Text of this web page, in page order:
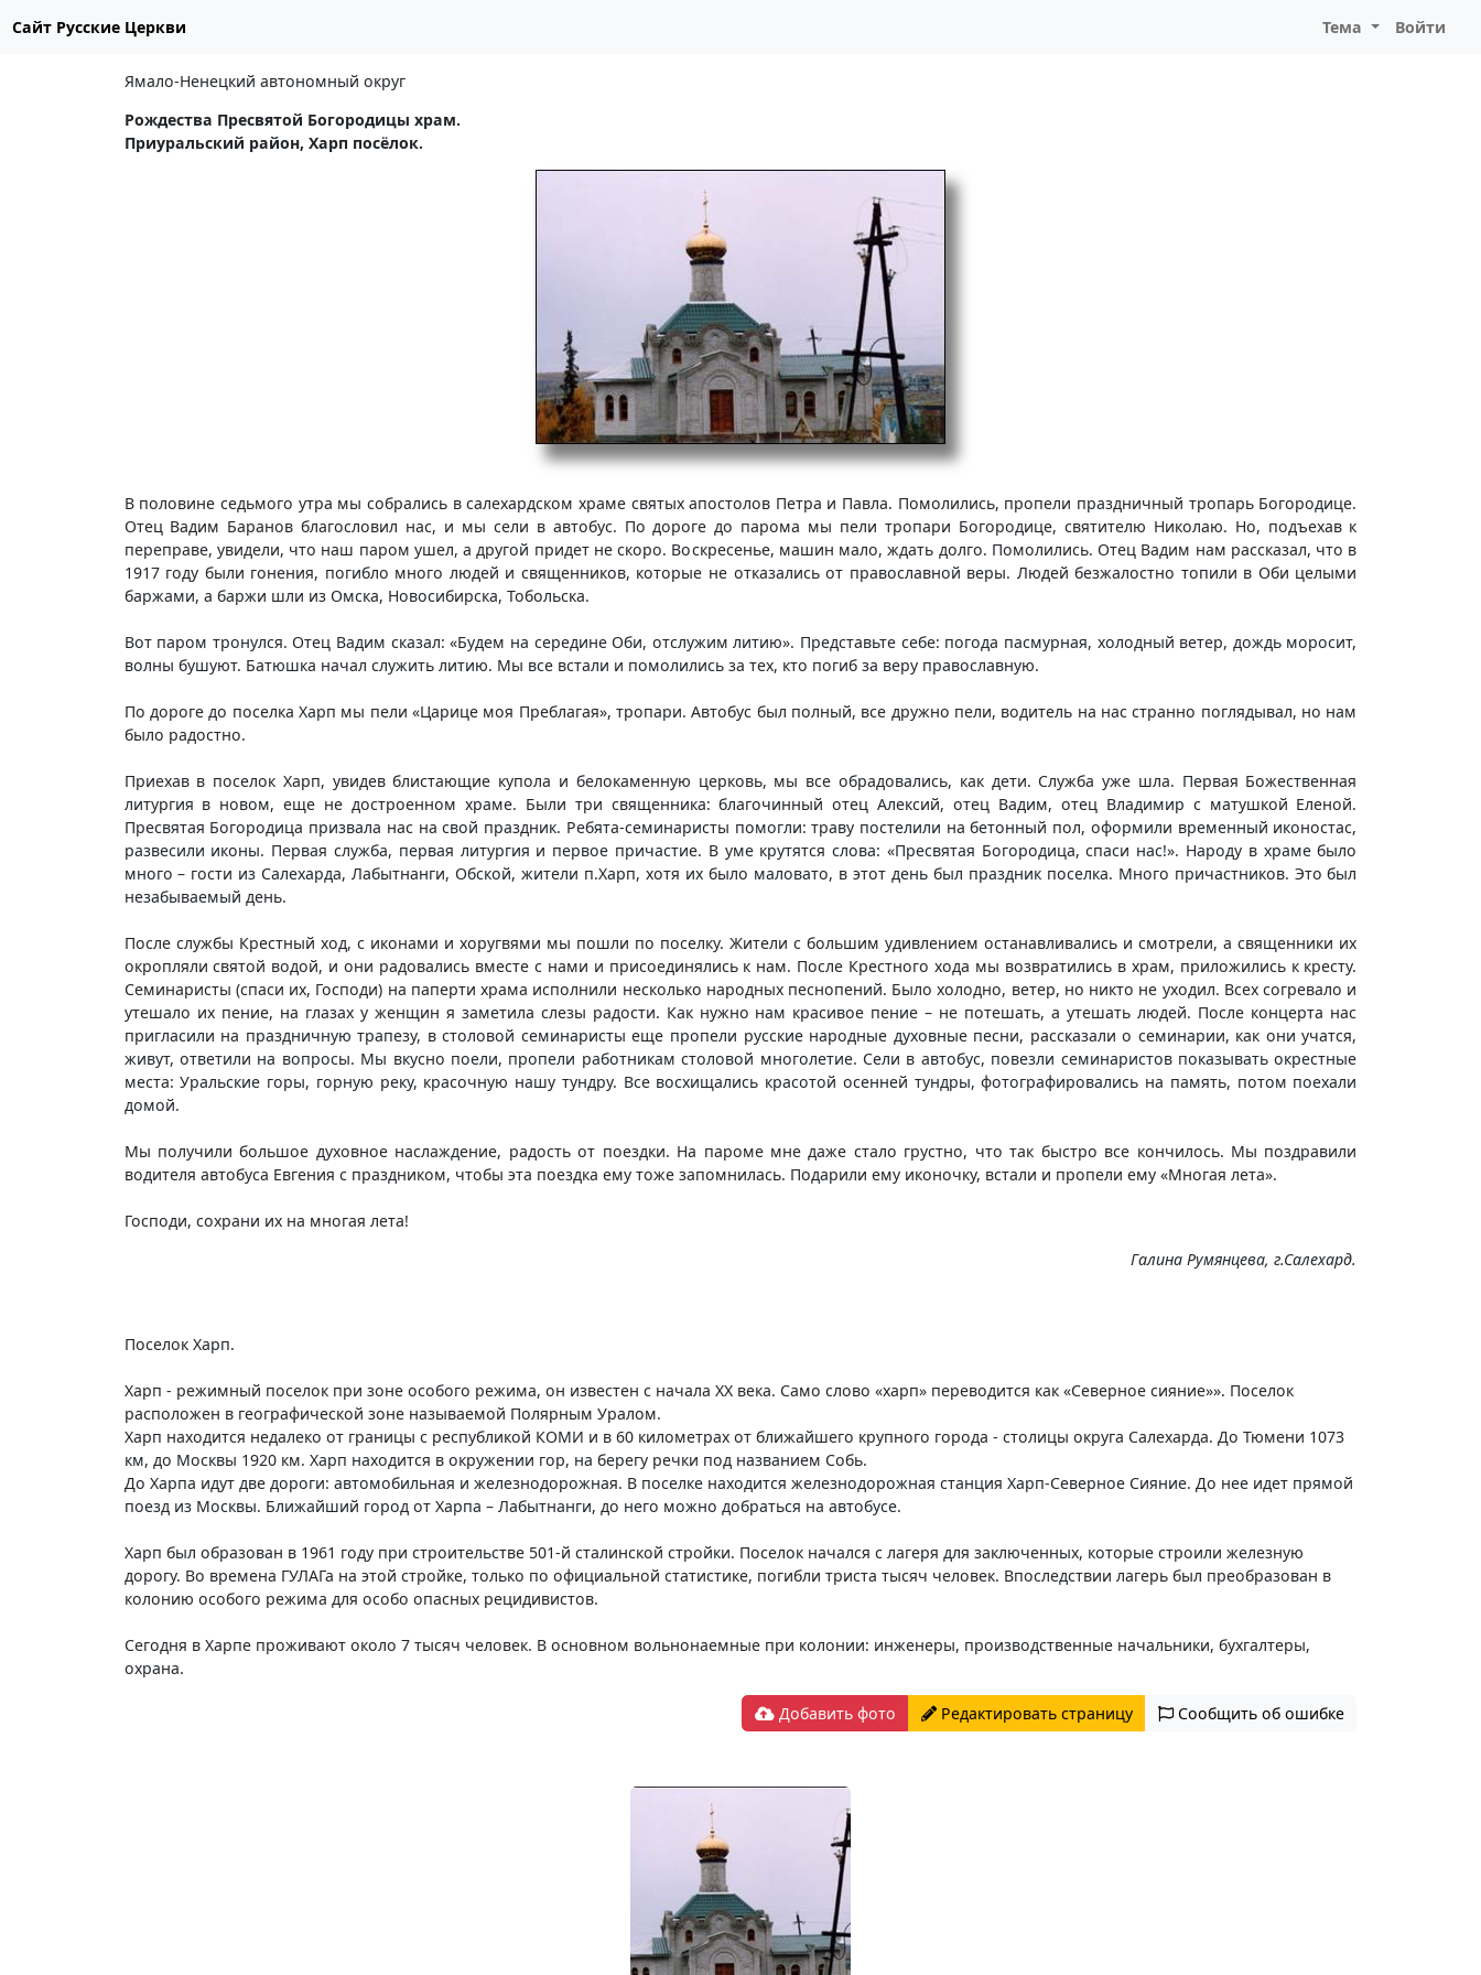
Сайт Русские Церкви Тема Войти
Ямало-Ненецкий автономный округ
Рождества Пресвятой Богородицы храм.
Приуральский район, Харп посёлок.
В половине седьмого утра мы собрались в салехардском храме святых апостолов Петра и Павла. Помолились, пропели праздничный тропарь Богородице.
Отец Вадим Баранов благословил нас, и мы сели в автобус. По дороге до парома мы пели тропари Богородице, святителю Николаю. Но, подъехав к
переправе, увидели, что наш паром ушел, а другой придет не скоро. Воскресенье, машин мало, ждать долго. Помолились. Отец Вадим нам рассказал, что в
1917 году были гонения, погибло много людей и священников, которые не отказались от православной веры. Людей безжалостно топили в Оби целыми
баржами, а баржи шли из Омска, Новосибирска, Тобольска.
Вот паром тронулся. Отец Вадим сказал: «Будем на середине Оби, отслужим литию». Представьте себе: погода пасмурная, холодный ветер, дождь моросит,
волны бушуют. Батюшка начал служить литию. Мы все встали и помолились за тех, кто погиб за веру православную.
По дороге до поселка Харп мы пели «Царице моя Преблагая», тропари. Автобус был полный, все дружно пели, водитель на нас странно поглядывал, но нам
было радостно.
Приехав в поселок Харп, увидев блистающие купола и белокаменную церковь, мы все обрадовались, как дети. Служба уже шла. Первая Божественная
литургия в новом, еще не достроенном храме. Были три священника: благочинный отец Алексий, отец Вадим, отец Владимир с матушкой Еленой.
Пресвятая Богородица призвала нас на свой праздник. Ребята-семинаристы помогли: траву постелили на бетонный пол, оформили временный иконостас,
развесили иконы. Первая служба, первая литургия и первое причастие. В уме крутятся слова: «Пресвятая Богородица, спаси нас!». Народу в храме было
много – гости из Салехарда, Лабытнанги, Обской, жители п.Харп, хотя их было маловато, в этот день был праздник поселка. Много причастников. Это был
незабываемый день.
После службы Крестный ход, с иконами и хоругвями мы пошли по поселку. Жители с большим удивлением останавливались и смотрели, а священники их
окропляли святой водой, и они радовались вместе с нами и присоединялись к нам. После Крестного хода мы возвратились в храм, приложились к кресту.
Семинаристы (спаси их, Господи) на паперти храма исполнили несколько народных песнопений. Было холодно, ветер, но никто не уходил. Всех согревало и
утешало их пение, на глазах у женщин я заметила слезы радости. Как нужно нам красивое пение – не потешать, а утешать людей. После концерта нас
пригласили на праздничную трапезу, в столовой семинаристы еще пропели русские народные духовные песни, рассказали о семинарии, как они учатся,
живут, ответили на вопросы. Мы вкусно поели, пропели работникам столовой многолетие. Сели в автобус, повезли семинаристов показывать окрестные
места: Уральские горы, горную реку, красочную нашу тундру. Все восхищались красотой осенней тундры, фотографировались на память, потом поехали
домой.
Мы получили большое духовное наслаждение, радость от поездки. На пароме мне даже стало грустно, что так быстро все кончилось. Мы поздравили
водителя автобуса Евгения с праздником, чтобы эта поездка ему тоже запомнилась. Подарили ему иконочку, встали и пропели ему «Многая лета».
Господи, сохрани их на многая лета!
Галина Румянцева, г.Салехард.
Поселок Харп.
Харп - режимный поселок при зоне особого режима, он известен с начала XX века. Само слово «харп» переводится как «Северное сияние»». Поселок
расположен в географической зоне называемой Полярным Уралом.
Харп находится недалеко от границы с республикой КОМИ и в 60 километрах от ближайшего крупного города - столицы округа Салехарда. До Тюмени 1073
км, до Москвы 1920 км. Харп находится в окружении гор, на берегу речки под названием Собь.
До Харпа идут две дороги: автомобильная и железнодорожная. В поселке находится железнодорожная станция Харп-Северное Сияние. До нее идет прямой
поезд из Москвы. Ближайший город от Харпа – Лабытнанги, до него можно добраться на автобусе.
Харп был образован в 1961 году при строительстве 501-й сталинской стройки. Поселок начался с лагеря для заключенных, которые строили железную
дорогу. Во времена ГУЛАГа на этой стройке, только по официальной статистике, погибли триста тысяч человек. Впоследствии лагерь был преобразован в
колонию особого режима для особо опасных рецидивистов.
Сегодня в Харпе проживают около 7 тысяч человек. В основном вольнонаемные при колонии: инженеры, производственные начальники, бухгалтеры,
охрана.
Добавить фото Редактировать страницу Сообщить об ошибке